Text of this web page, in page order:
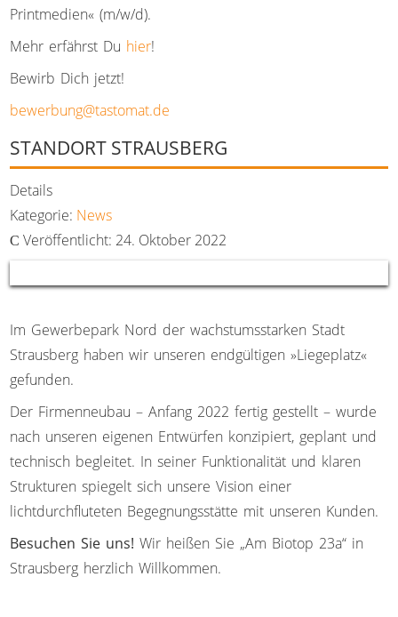
Printmedien« (m/w/d).
Mehr erfährst Du hier!
Bewirb Dich jetzt!
bewerbung@tastomat.de
STANDORT STRAUSBERG
Details
Kategorie: News
Veröffentlicht: 24. Oktober 2022
Im Gewerbepark Nord der wachstumsstarken Stadt
Strausberg haben wir unseren endgültigen »Liegeplatz«
gefunden.
Der Firmenneubau – Anfang 2022 fertig gestellt – wurde
nach unseren eigenen Entwürfen konzipiert, geplant und
technisch begleitet. In seiner Funktionalität und klaren
Strukturen spiegelt sich unsere Vision einer
lichtdurchfluteten Begegnungsstätte mit unseren Kunden.
Besuchen Sie uns!Wir heißen Sie „Am Biotop 23a“ in
Strausberg herzlich Willkommen.